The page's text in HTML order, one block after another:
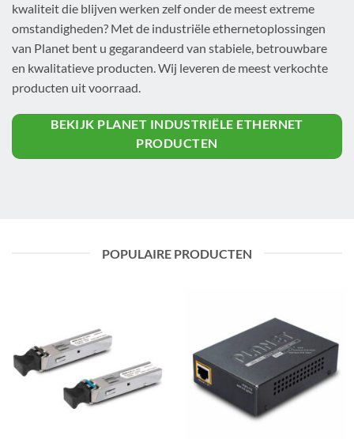
kwaliteit die blijven werken zelf onder de meest extreme
omstandigheden? Met de industriële ethernetoplossingen
van Planet bent u gegarandeerd van stabiele, betrouwbare
en kwalitatieve producten. Wij leveren de meest verkochte
producten uit voorraad.
BEKIJK PLANET INDUSTRIËLE ETHERNET
PRODUCTEN
POPULAIRE PRODUCTEN